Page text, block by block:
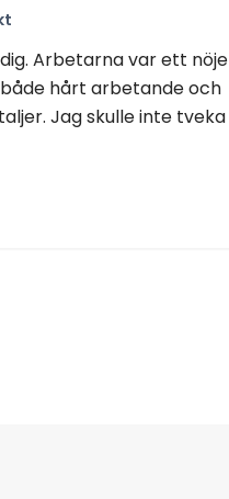
Arbetarna var ett nöje
hårt arbetande och
Jag skulle inte tveka